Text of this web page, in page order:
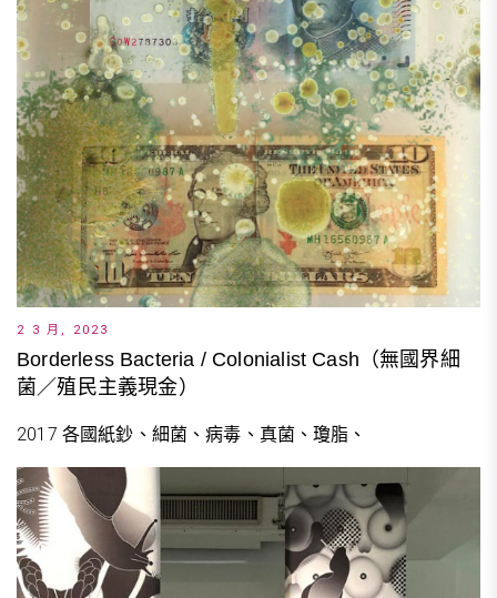
2 3 月, 2023
Borderless Bacteria / Colonialist Cash（無國界細
菌／殖民主義現金）
2017 各國紙鈔、細菌、病毒、真菌、瓊脂、